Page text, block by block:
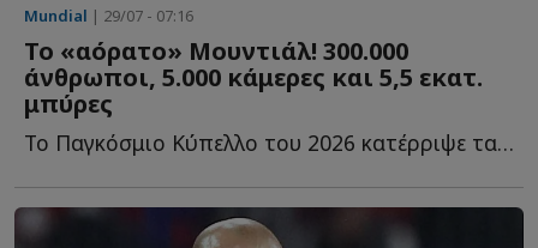
Mundial | 29/07 - 07:16
Το «αόρατο» Μουντιάλ! 300.000
άνθρωποι, 5.000 κάμερες και 5,5 εκατ.
μπύρες
Το Παγκόσμιο Κύπελλο του 2026 κατέρριψε τα όρια του ποδοσφαίρου κ...